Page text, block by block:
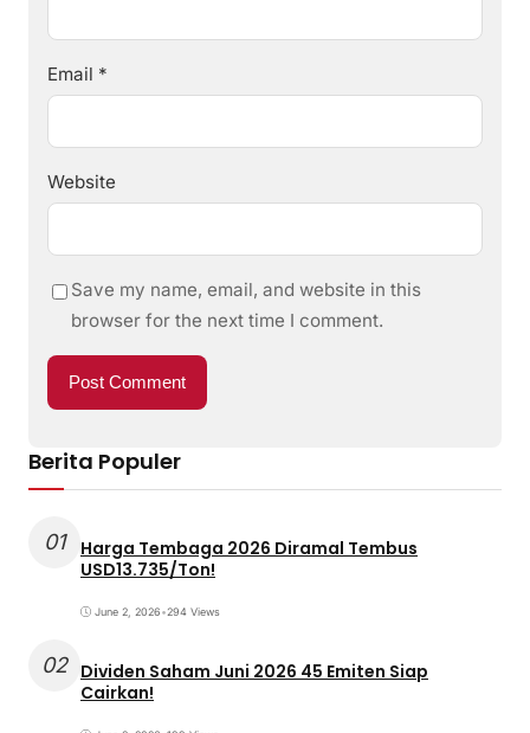
Email *
Website
Save my name, email, and website in this
browser for the next time I comment.
Berita Populer
01
Harga Tembaga 2026 Diramal Tembus
USD13.735/Ton!
June 2, 2026•294 Views
02 Dividen Saham Juni 2026 45 Emiten Siap
Cairkan!